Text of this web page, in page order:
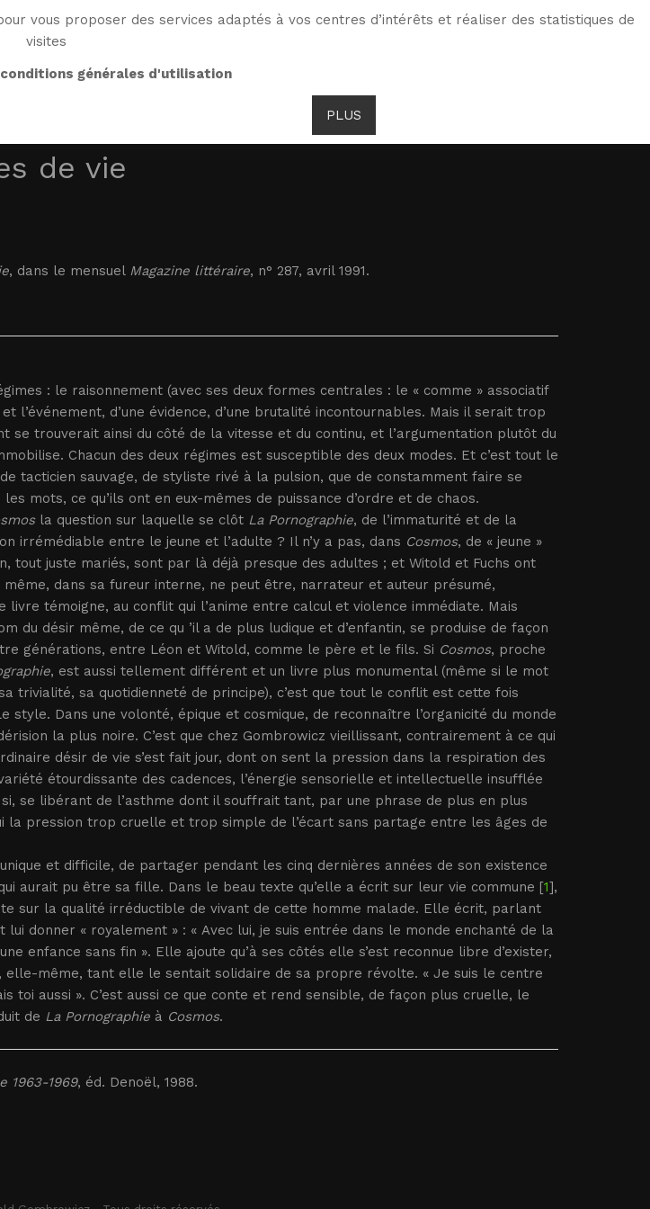
vous proposer des services adaptés à vos centres d’intérêts et réaliser des statistiques de
visites
générales d'utilisation
PLUS
de vie
, dans le mensuel Magazine littéraire, n° 287, avril 1991.
: le raisonnement (avec ses deux formes centrales : le « comme » associatif
l’événement, d’une évidence, d’une brutalité incontournables. Mais il serait trop
se trouverait ainsi du côté de la vitesse et du continu, et l’argumentation plutôt du
Chacun des deux régimes est susceptible des deux modes. Et c’est tout le
tacticien sauvage, de styliste rivé à la pulsion, que de constamment faire se
mots, ce qu’ils ont en eux-mêmes de puissance d’ordre et de chaos.
la question sur laquelle se clôt La Pornographie, de l’immaturité et de la
irrémédiable entre le jeune et l’adulte ? Il n’y a pas, dans Cosmos, de « jeune »
tout juste mariés, sont par là déjà presque des adultes ; et Witold et Fuchs ont
même, dans sa fureur interne, ne peut être, narrateur et auteur présumé,
livre témoigne, au conflit qui l’anime entre calcul et violence immédiate. Mais
du désir même, de ce qu ’il a de plus ludique et d’enfantin, se produise de façon
générations, entre Léon et Witold, comme le père et le fils. Si Cosmos, proche
, est aussi tellement différent et un livre plus monumental (même si le mot
trivialité, sa quotidienneté de principe), c’est que tout le conflit est cette fois
style. Dans une volonté, épique et cosmique, de reconnaître l’organicité du monde
la plus noire. C’est que chez Gombrowicz vieillissant, contrairement à ce qui
désir de vie s’est fait jour, dont on sent la pression dans la respiration des
étourdissante des cadences, l’énergie sensorielle et intellectuelle insufflée
se libérant de l’asthme dont il souffrait tant, par une phrase de plus en plus
la pression trop cruelle et trop simple de l’écart sans partage entre les âges de
et difficile, de partager pendant les cinq dernières années de son existence
aurait pu être sa fille. Dans le beau texte qu’elle a écrit sur leur vie commune [1],
sur la qualité irréductible de vivant de cette homme malade. Elle écrit, parlant
lui donner « royalement » : « Avec lui, je suis entrée dans le monde enchanté de la
enfance sans fin ». Elle ajoute qu’à ses côtés elle s’est reconnue libre d’exister,
elle-même, tant elle le sentait solidaire de sa propre révolte. « Je suis le centre
toi aussi ». C’est aussi ce que conte et rend sensible, de façon plus cruelle, le
de La Pornographieà Cosmos.
1963-1969, éd. Denoël, 1988.